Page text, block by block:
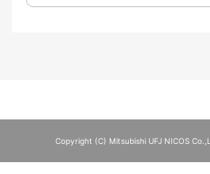
Copyright (C) Mitsubishi UFJ NICOS